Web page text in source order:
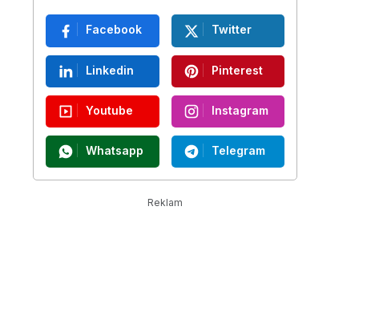
Facebook Twitter
Linkedin Pinterest
Youtube Instagram
Whatsapp Telegram
Reklam